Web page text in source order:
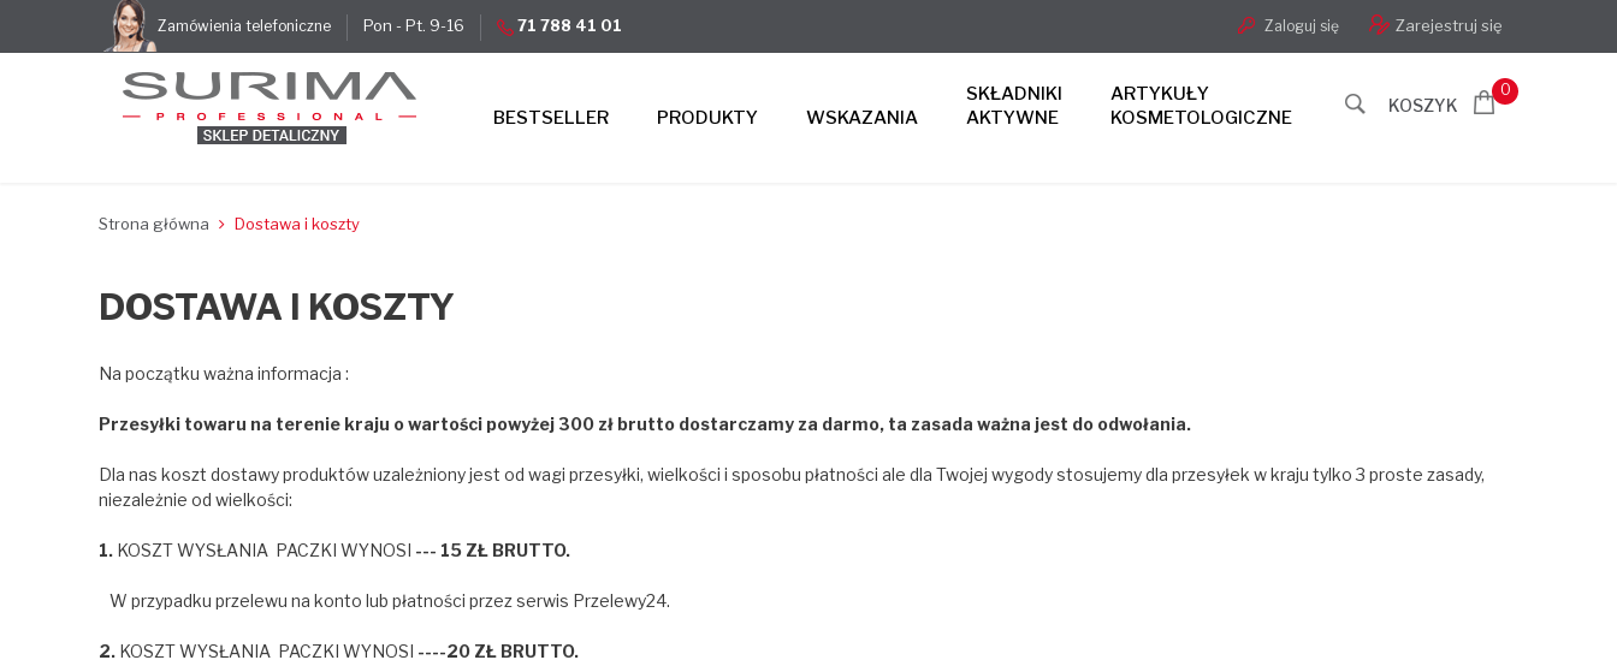
Zamówienia telefoniczne Pon - Pt. 9-16 71 788 41 01 Zaloguj się Zarejestruj się
KOSZYK
0
BESTSELLER PRODUKTY WSKAZANIA
SKŁADNIKI
AKTYWNE
ARTYKUŁY
KOSMETOLOGICZNE
Strona główna Dostawa i koszty
DOSTAWA I KOSZTY
Na początku ważna informacja :
Przesyłki towaru na terenie kraju o wartości powyżej 300 zł brutto dostarczamy za darmo, ta zasada ważna jest do odwołania.
Dla nas koszt dostawy produktów uzależniony jest od wagi przesyłki, wielkości i sposobu płatności ale dla Twojej wygody stosujemy dla przesyłek w kraju tylko 3 proste zasady,
niezależnie od wielkości:
1. KOSZT WYSŁANIA PACZKI WYNOSI --- 15 ZŁ BRUTTO.
W przypadku przelewu na konto lub płatności przez serwis Przelewy24.
2. KOSZT WYSŁANIA PACZKI WYNOSI ----20 ZŁ BRUTTO.